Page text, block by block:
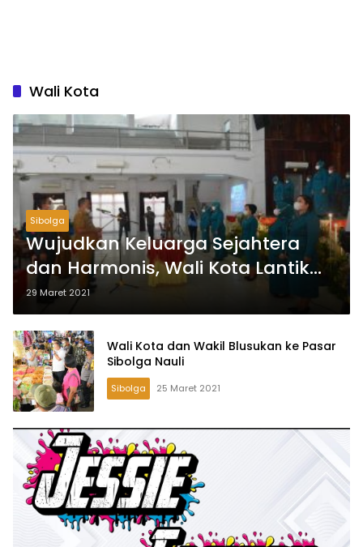
Wali Kota
Sibolga
Wujudkan Keluarga Sejahtera
dan Harmonis, Wali Kota Lantik
Ketua dan Pengurus TP. PKK
29 Maret 2021
Wali Kota dan Wakil Blusukan ke Pasar
Sibolga Nauli
Sibolga 25 Maret 2021